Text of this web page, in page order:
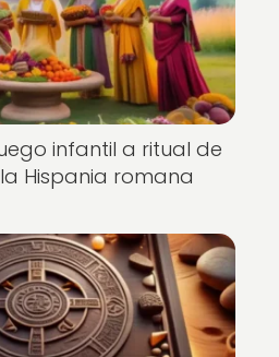
infantil a ritual de
Hispania romana